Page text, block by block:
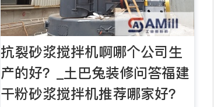
抗裂砂浆搅拌机啊哪个公司生
产的好？_土巴兔装修问答福建
干粉砂浆搅拌机推荐哪家好？